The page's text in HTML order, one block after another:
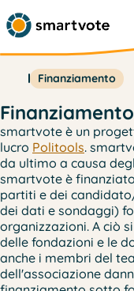
Finanziamento
Finanziamento
smartvote è un
lucro Politools.
da ultimo a causa
smartvote è
partiti e dei
dei dati e sondaggi)
organizzazioni. A ciò
delle fondazioni e le
anche i membri del
dell'associazione